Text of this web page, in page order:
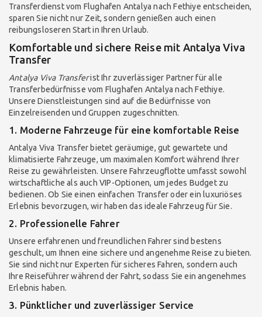
Transferdienst vom Flughafen Antalya nach Fethiye entscheiden,
sparen Sie nicht nur Zeit, sondern genießen auch einen
reibungsloseren Start in Ihren Urlaub.
Komfortable und sichere Reise mit Antalya Viva
Transfer
Antalya Viva Transferist Ihr zuverlässiger Partner für alle
Transferbedürfnisse vom Flughafen Antalya nach Fethiye.
Unsere Dienstleistungen sind auf die Bedürfnisse von
Einzelreisenden und Gruppen zugeschnitten.
1. Moderne Fahrzeuge für eine komfortable Reise
Antalya Viva Transfer bietet geräumige, gut gewartete und
klimatisierte Fahrzeuge, um maximalen Komfort während Ihrer
Reise zu gewährleisten. Unsere Fahrzeugflotte umfasst sowohl
wirtschaftliche als auch VIP-Optionen, um jedes Budget zu
bedienen. Ob Sie einen einfachen Transfer oder ein luxuriöses
Erlebnis bevorzugen, wir haben das ideale Fahrzeug für Sie.
2. Professionelle Fahrer
Unsere erfahrenen und freundlichen Fahrer sind bestens
geschult, um Ihnen eine sichere und angenehme Reise zu bieten.
Sie sind nicht nur Experten für sicheres Fahren, sondern auch
Ihre Reiseführer während der Fahrt, sodass Sie ein angenehmes
Erlebnis haben.
3. Pünktlicher und zuverlässiger Service